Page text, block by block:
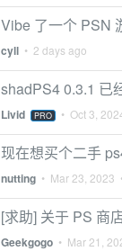
Vibe 了一个 PSN
cyll • 2 days ago
shadPS4 0.3.1 已
Livid PRO • Oct 3,
现在想买个二手
nutting • Mar 23, 2023
[求助] 关于 PS 商
Geekgogo • Mar 21,